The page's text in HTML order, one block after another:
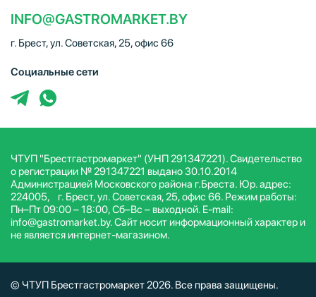
INFO@GASTROMARKET.BY
г. Брест, ул. Советская, 25, офис 66
Социальные сети
ЧТУП "Брестгастромаркет" (УНП 291347221). Свидетельство
о регистрации № 291347221 выдано 30.10.2014
Администрацией Московского района г.Бреста. Юр. адрес:
224005, г. Брест, ул. Советская, 25, офис 66. Режим работы:
Пн–Пт 09:00 – 18:00, Сб–Вс – выходной. E-mail:
info@gastromarket.by. Сайт носит информационный характер и
не является интернет-магазином.
© ЧТУП Брестгастромаркет 2026. Все права защищены.